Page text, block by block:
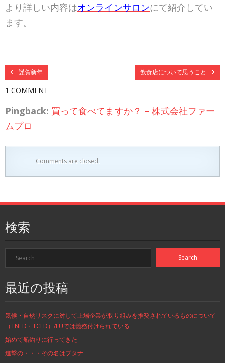
より詳しい内容はオンラインサロンにて紹介してい
ます。
謹賀新年 飲食店について思うこと
1 COMMENT
Pingback: 買って食べてますか？ – 株式会社ファー
ムプロ
Comments are closed.
検索
最近の投稿
気候・自然リスクに対して上場企業が取り組みを推奨されているものについて
（TNFD・TCFD）/EUでは義務付けられている
始めて船釣りに行ってきた
進撃の・・・その名はブタナ